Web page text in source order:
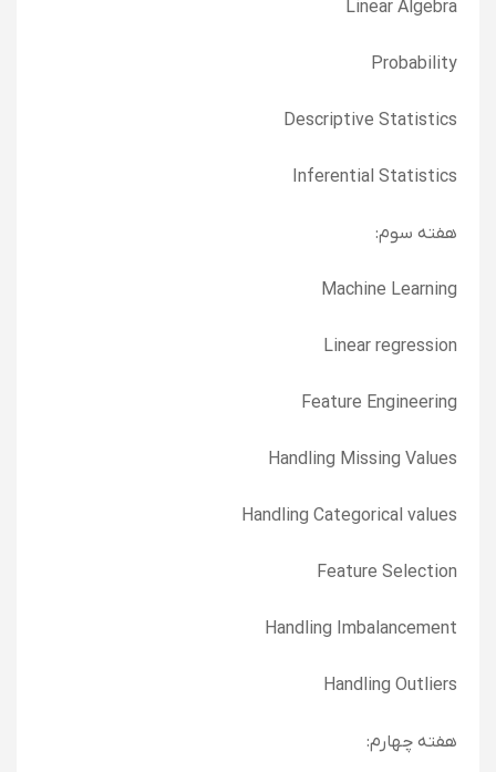
Linear Algebra
Probability
Descriptive Statistics
Inferential Statistics
هفته سوم:
Machine Learning
Linear regression
Feature Engineering
Handling Missing Values
Handling Categorical values
Feature Selection
Handling Imbalancement
Handling Outliers
هفته چهارم: